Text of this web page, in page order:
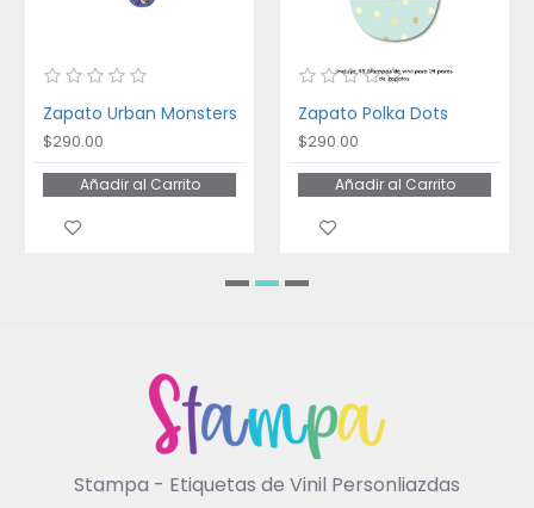
Zapato Urban Monsters
$290.00
Añadir al Carrito
Zapato Polka Dots
$290.00
Añadir al Carrito
Stampa - Etiquetas de Vinil Personliazdas